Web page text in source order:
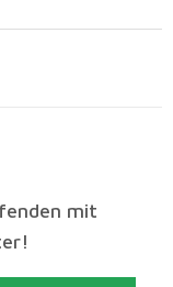
mit